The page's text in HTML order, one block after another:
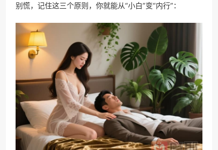
别慌，记住这三个原则，你就能从“小白”变“内行”：